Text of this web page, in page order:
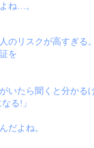
ね…。
のリスクが高すぎる
を
いたら聞くと分かる
る!」
だよね。